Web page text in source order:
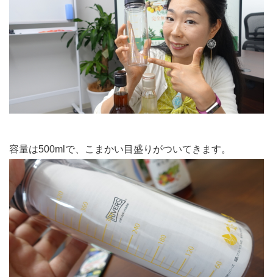
容量は500mlで、こまかい目盛りがついてきます。